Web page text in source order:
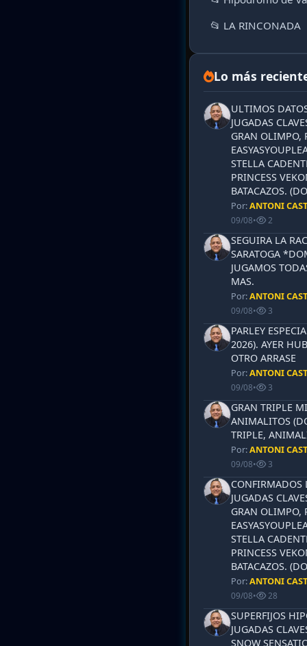
📂 LA RINCONADA
Lo más
ULTIMOS
JUGADAS
GRAN OLIMPO,
STELLA
PRINCESS
BATACAZOS.
Por:ANTONI
09/08• 2
SEGUIRA LA
SARATOGA
JUGAMOS
MAS.
Por:ANTONI
09/08• 3
PARLEY
2026). AYER
OTRO ARRASE
Por:ANTONI
09/08• 3
GRAN TRIPLE
ANIMALITOS
TRIPLE,
Por:ANTONI
09/08• 3
CONFIRMADOS
JUGADAS
GRAN OLIMPO,
STELLA
PRINCESS
BATACAZOS.
Por:ANTONI
09/08• 28
SUPERFIJOS
JUGADAS
SNOW